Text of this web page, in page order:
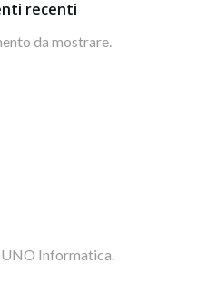
recenti
da mostrare.
Informatica.